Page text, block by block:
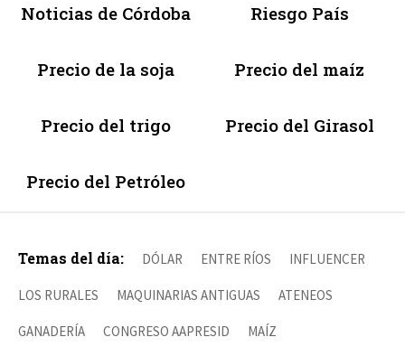
Noticias de Córdoba Riesgo País
Precio de la soja Precio del maíz
Precio del trigo Precio del Girasol
Precio del Petróleo
Temas del día: DÓLAR ENTRE RÍOS INFLUENCER
LOS RURALES MAQUINARIAS ANTIGUAS ATENEOS
GANADERÍA CONGRESO AAPRESID MAÍZ